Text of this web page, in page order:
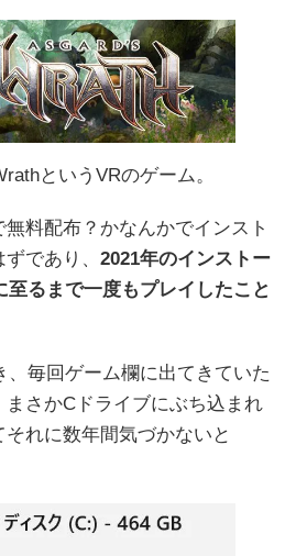
というVRのゲーム。
料配布？かなんかでインスト
であり、 2021年のインストー
至るまで一度もプレイしたこと
、毎回ゲーム欄に出てきていた
まさかCドライブにぶち込まれ
れに数年間気づかないと